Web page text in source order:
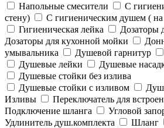
Напольные смесители
С
стену)
С гигиеническим душем ( на
Гигиеническая лейка
Дозаторы
Дозаторы для кухонной мойки
умывальника
Душевой гарнитур
Душевые лейки
Душевые
Душевые стойки без излива
Душевые стойки с изливом
Изливы
Переключатель для
Подключение шланга
Угловой
Удлинитель душ.комплекта
Шланг